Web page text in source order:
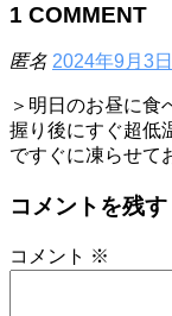
1 COMMENT
匿名 2024年9月3日
＞明日のお昼に食
握り後にすぐ超低
ですぐに凍らせて
コメントを残す
コメント ※